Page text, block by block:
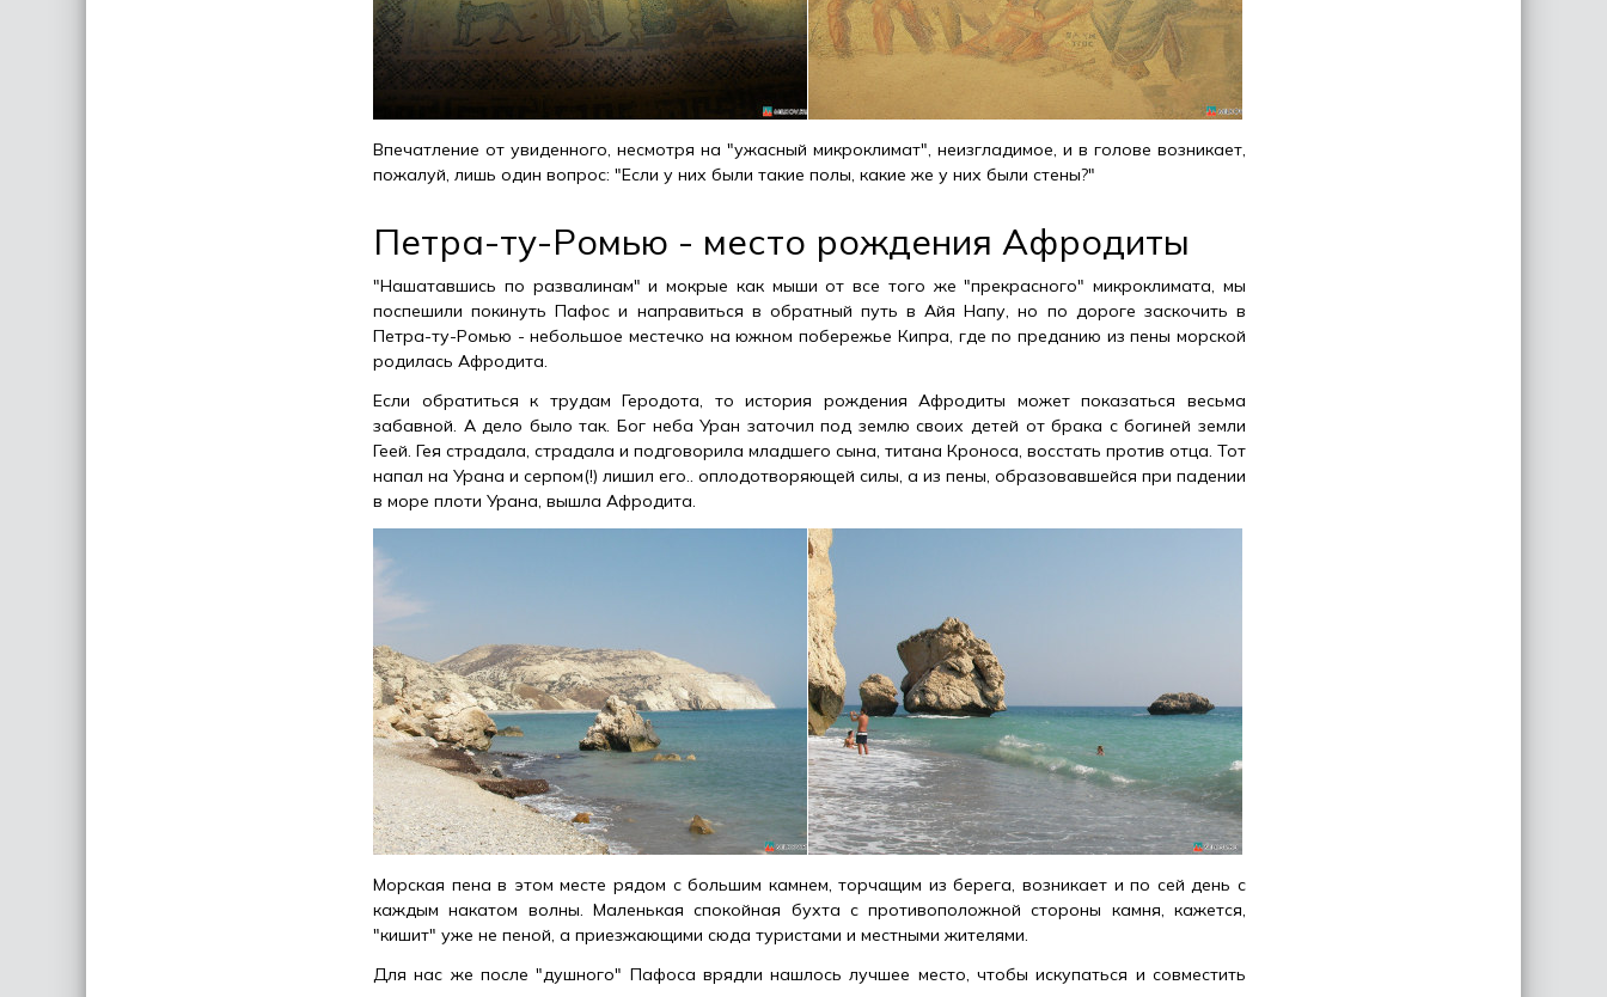
Впечатление от увиденного, несмотря на "ужасный микроклимат", неизгладимое, и в голове возникает,
пожалуй, лишь один вопрос: "Если у них были такие полы, какие же у них были стены?"
Петра-ту-Ромью - место рождения Афродиты
"Нашатавшись по развалинам" и мокрые как мыши от все того же "прекрасного" микроклимата, мы
поспешили покинуть Пафос и направиться в обратный путь в Айя Напу, но по дороге заскочить в
Петра-ту-Ромью - небольшое местечко на южном побережье Кипра, где по преданию из пены морской
родилась Афродита.
Если обратиться к трудам Геродота, то история рождения Афродиты может показаться весьма
забавной. А дело было так. Бог неба Уран заточил под землю своих детей от брака с богиней земли
Геей. Гея страдала, страдала и подговорила младшего сына, титана Кроноса, восстать против отца. Тот
напал на Урана и серпом(!) лишил его.. оплодотворяющей силы, а из пены, образовавшейся при падении
в море плоти Урана, вышла Афродита.
Морская пена в этом месте рядом с большим камнем, торчащим из берега, возникает и по сей день с
каждым накатом волны. Маленькая спокойная бухта с противоположной стороны камня, кажется,
"кишит" уже не пеной, а приезжающими сюда туристами и местными жителями.
Для нас же после "душного" Пафоса врядли нашлось лучшее место, чтобы искупаться и совместить